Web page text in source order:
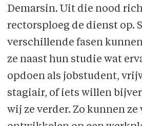
Demarsin. Uit die nood
rectorsploeg de dienst op.
verschillende fasen
ze naast hun studie wat
opdoen als jobstudent,
stagiair, of iets willen
wij ze verder. Zo kunnen